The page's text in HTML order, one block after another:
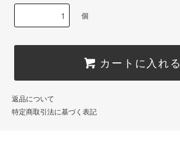
個
カートに入れる
返品について
特定商取引法に基づく表記